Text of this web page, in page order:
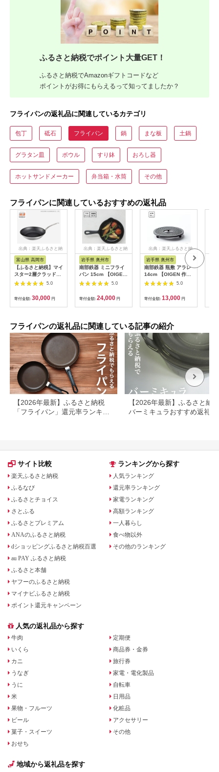
ふるさと納税でポイント大量GET！
ふるさと納税でAmazonギフトコードなど
ポイントがお得にもらえるって知ってましたか？
フライパンの返礼品に関連しているカテゴリ
包丁 砥石 フライパン 鍋 まな板 土鍋
グラタン皿 ボウル すり鉢 おろし器
ホットサンドメーカー 弁当箱・水筒 その他
フライパンに関連しているおすすめの返礼品
出典：楽天ふるさと納
富山県 高岡市
【ふるさと納税】マイ
スター2層クラッドフ
ライパン30cm 民芸
品 工芸品 伝統技術 フ
ライパン 調理器具
FAD-0616
5.0
寄付金額: 30,000 円
出典：楽天ふるさと納
岩手県 奥州市
南部鉄器 ミニフライ
パン 15cm 【OIGEN
作】 伝統工芸品 鉄フ
ライパン キッチン用
品 食器 日用品 調理器
具 アウトドア キャン
プ用品
5.0
寄付金額: 24,000 円
出典：楽天ふるさと納
岩手県 奥州市
南部鉄器 瓶敷 アラレ
14cm 【OIGEN 作】
伝統工芸品 キッチン
用品 食器 日用品 雑貨
5.0
寄付金額: 13,000 円
フライパンの返礼品に関連している記事の紹介
【2026年最新】ふるさと納税
「フライパン」還元率ランキン
【2026年最新】ふるさと納
バーミキュラおすすめ返礼品
サイト比較
楽天ふるさと納税
ふるなび
ふるさとチョイス
さとふる
ふるさとプレミアム
ANAのふるさと納税
dショッピングふるさと納税百選
au PAY ふるさと納税
ふるさと本舗
ヤフーのふるさと納税
マイナビふるさと納税
ポイント還元キャンペーン
ランキングから探す
人気ランキング
還元率ランキング
家電ランキング
高額ランキング
一人暮らし
食べ物以外
その他のランキング
人気の返礼品から探す
牛肉
いくら
カニ
うなぎ
うに
米
果物・フルーツ
ビール
菓子・スイーツ
おせち
定期便
商品券・金券
旅行券
家電・電化製品
自転車
日用品
化粧品
アクセサリー
その他
地域から返礼品を探す